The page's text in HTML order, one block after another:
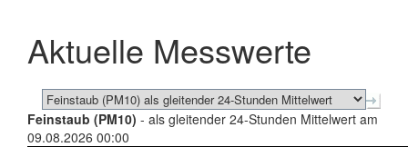
schließen
Aktuelle Messwerte
Feinstaub (PM10) - als gleitender 24-Stunden Mittelwert am
09.08.2026 00:00